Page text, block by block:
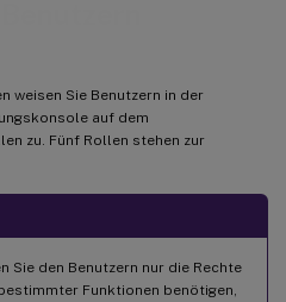
weisen Sie Benutzern in der
auf dem
zu. Fünf Rollen stehen zur
Sie den Benutzern nur die Rechte
Funktionen benötigen,